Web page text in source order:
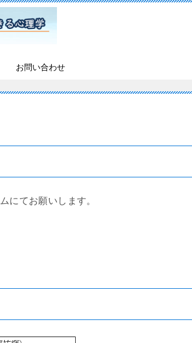
お問い合わせ
にてお願いします。